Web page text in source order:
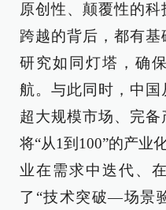
原创性、颠覆性的
跨越的背后，都有
研究如同灯塔，确
航。与此同时，中
超大规模市场、完备
将“从1到100”的产业
业在需求中迭代、
了“技术突破—场景